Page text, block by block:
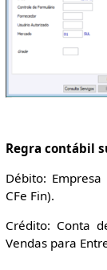
Regra contábil
Débito:
CFe Fin).
Crédito: Conta
Vendas para